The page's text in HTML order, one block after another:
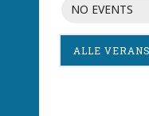
NO EVENTS
ALLE